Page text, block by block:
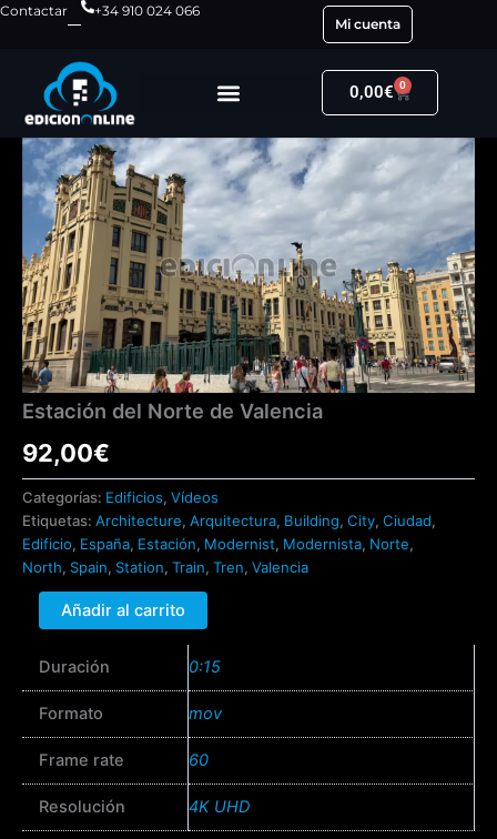
Ir
contenido
Contactar
+34 910 024 066
Mi cuenta
0,00€ 0
Carrito
Estación del Norte de Valencia
92,00€
Categorías: Edificios, Vídeos
Etiquetas: Architecture, Arquitectura, Building, City, Ciudad,
Edificio, España, Estación, Modernist, Modernista, Norte,
North, Spain, Station, Train, Tren, Valencia
Estación
del
Norte
Valencia
cantidad
Añadir al carrito
Duración 0:15
Formato mov
Frame rate 60
Resolución 4K UHD